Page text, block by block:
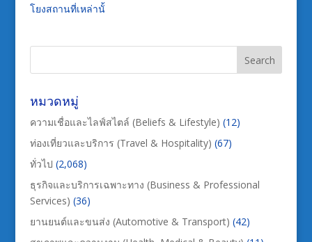
โยงสถานที่เหล่านั้
หมวดหมู่
ความเชื่อและไลฟ์สไตล์ (Beliefs & Lifestyle) (12)
ท่องเที่ยวและบริการ (Travel & Hospitality) (67)
ทั่วไป (2,068)
ธุรกิจและบริการเฉพาะทาง (Business & Professional
Services) (36)
ยานยนต์และขนส่ง (Automotive & Transport) (42)